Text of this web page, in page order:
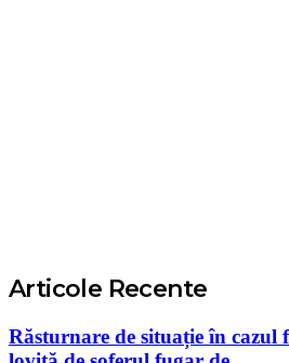
Articole Recente
Răsturnare de situație în cazul